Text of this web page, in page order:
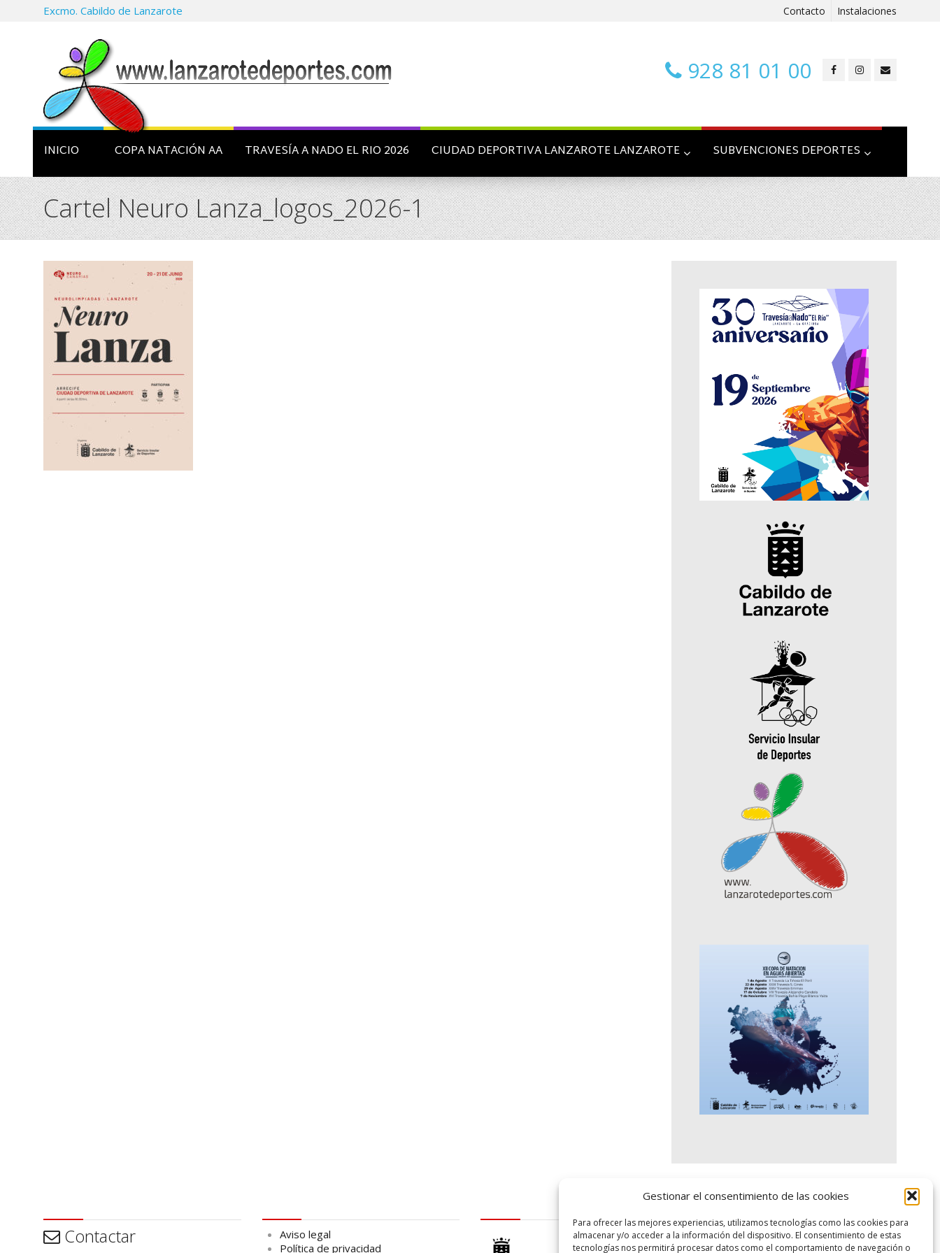
Gestionar el consentimiento de las cookies
Para ofrecer las mejores experiencias, utilizamos tecnologías como las cookies para
almacenar y/o acceder a la información del dispositivo. El consentimiento de estas
tecnologías nos permitirá procesar datos como el comportamiento de navegación o
Excmo. Cabildo de Lanzarote Contacto Instalaciones
928 81 01 00
INICIO COPA NATACIÓN AA TRAVESÍA A NADO EL RIO 2026 CIUDAD DEPORTIVA LANZAROTE LANZAROTE SUBVENCIONES DEPORTES
Cartel Neuro Lanza_logos_2026-1
Contactar
Aviso legal
Política de privacidad
logo SID